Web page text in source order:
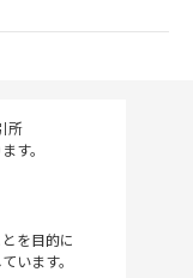
所
す。
を目的に
います。